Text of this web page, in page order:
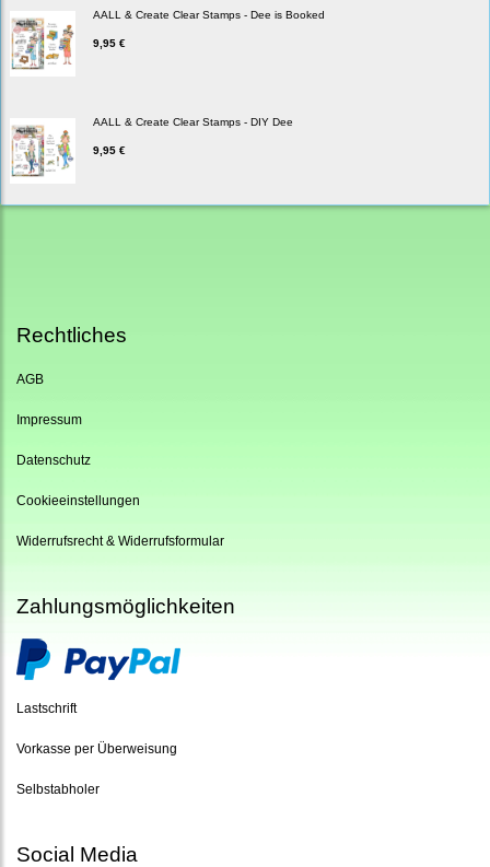
AALL & Create Clear Stamps - Dee is Booked
9,95 €
AALL & Create Clear Stamps - DIY Dee
9,95 €
Rechtliches
AGB
Impressum
Datenschutz
Cookieeinstellungen
Widerrufsrecht & Widerrufsformular
Zahlungsmöglichkeiten
Lastschrift
Vorkasse per Überweisung
Selbstabholer
Social Media